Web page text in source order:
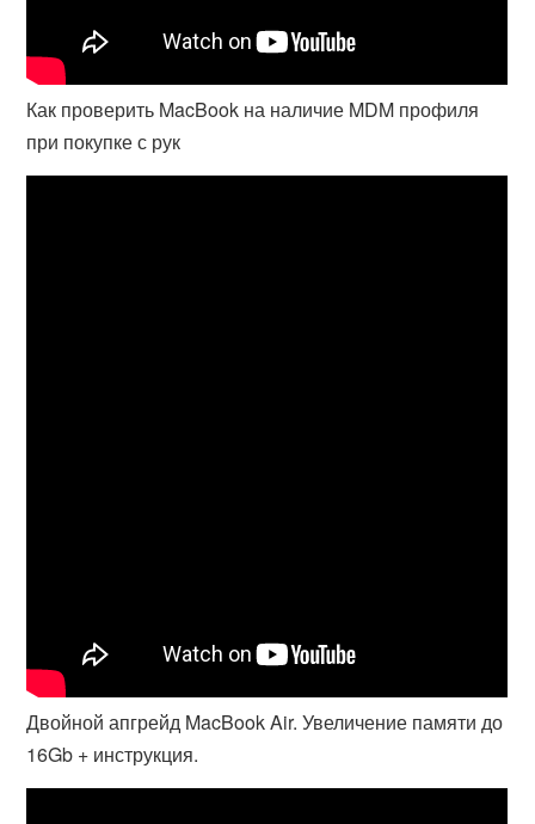
Как проверить MacBook на наличие MDM профиля
при покупке с рук
Двойной апгрейд MacBook Air. Увеличение памяти до
16Gb + инструкция.